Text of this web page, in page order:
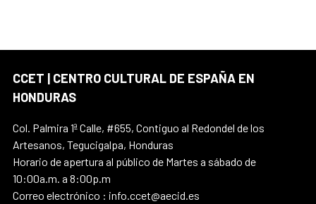
CCET | CENTRO CULTURAL DE ESPAÑA EN
HONDURAS
Col. Palmira 1ª Calle, #655, Contiguo al Redondel de los
Artesanos, Tegucigalpa, Honduras
Horario de apertura al público de Martes a sábado de
10:00a.m. a 8:00p.m
Correo electrónico : info.ccet@aecid.es